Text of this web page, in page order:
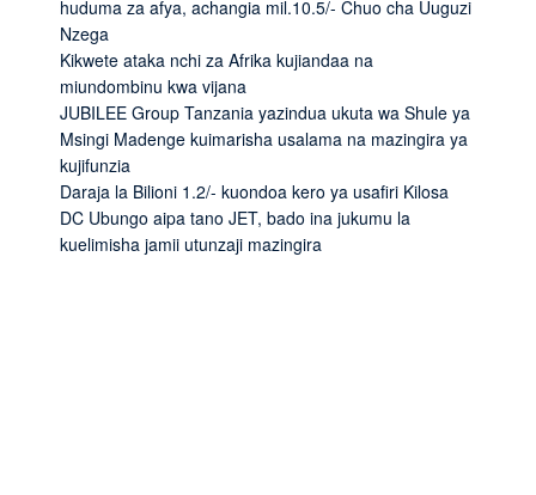
huduma za afya, achangia mil.10.5/- Chuo cha Uuguzi
Nzega
Kikwete ataka nchi za Afrika kujiandaa na
miundombinu kwa vijana
JUBILEE Group Tanzania yazindua ukuta wa Shule ya
Msingi Madenge kuimarisha usalama na mazingira ya
kujifunzia
Daraja la Bilioni 1.2/- kuondoa kero ya usafiri Kilosa
DC Ubungo aipa tano JET, bado ina jukumu la
kuelimisha jamii utunzaji mazingira